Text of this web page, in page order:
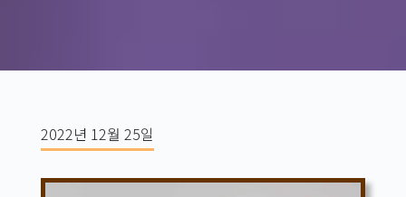
2022년 12월 25일